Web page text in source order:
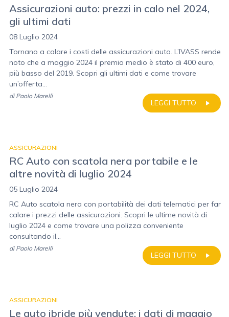
Assicurazioni auto: prezzi in calo nel 2024,
gli ultimi dati
08 Luglio 2024
Tornano a calare i costi delle assicurazioni auto. L’IVASS rende
noto che a maggio 2024 il premio medio è stato di 400 euro,
più basso del 2019. Scopri gli ultimi dati e come trovare
un’offerta...
LEGGI TUTTO
di Paolo Marelli
ASSICURAZIONI
RC Auto con scatola nera portabile e le
altre novità di luglio 2024
05 Luglio 2024
RC Auto scatola nera con portabilità dei dati telematici per far
calare i prezzi delle assicurazioni. Scopri le ultime novità di
luglio 2024 e come trovare una polizza conveniente
consultando il...
LEGGI TUTTO
di Paolo Marelli
ASSICURAZIONI
Le auto ibride più vendute: i dati di maggio